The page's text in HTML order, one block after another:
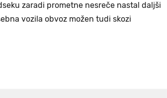
zaradi prometne nesreče nastal daljši
vozila obvoz možen tudi skozi